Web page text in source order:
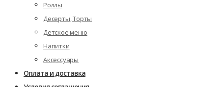
Роллы
Десерты, Торты
Детское меню
Напитки
Аксессуары
Оплата и доставка